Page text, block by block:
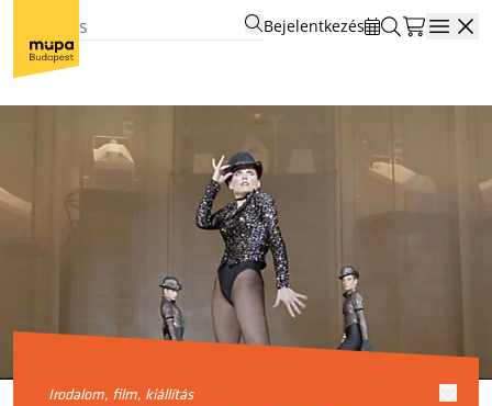
Bejelentkezés
irodalom, film, kiállítás